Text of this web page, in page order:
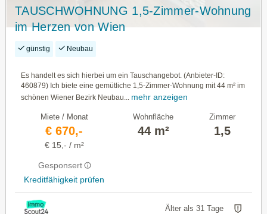
TAUSCHWOHNUNG 1,5-Zimmer-Wohnung
im Herzen von Wien
günstig Neubau
Es handelt es sich hierbei um ein Tauschangebot. (Anbieter-ID:
460879) Ich biete eine gemütliche 1,5-Zimmer-Wohnung mit 44 m² im
schönen Wiener Bezirk Neubau...
mehr anzeigen
Miete / Monat
€ 670,-
€ 15,- / m²
Gesponsert
Kreditfähigkeit prüfen
Wohnfläche
44 m²
Zimmer
1,5
Älter als 31 Tage